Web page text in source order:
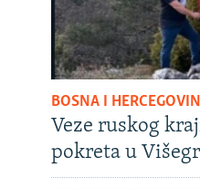
BOSNA I
Veze ruskog
pokreta u